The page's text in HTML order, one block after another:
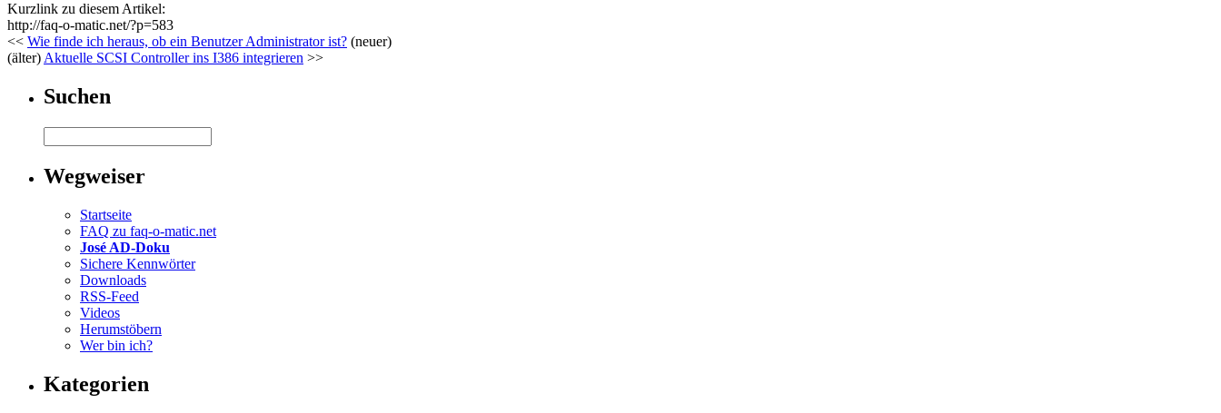
Kurzlink zu diesem Artikel:
http://faq-o-matic.net/?p=583
<< Wie finde ich heraus, ob ein Benutzer Administrator ist? (neuer)
(älter) Aktuelle SCSI Controller ins I386 integrieren >>
Suchen
Wegweiser
Startseite
FAQ zu faq-o-matic.net
José AD-Doku
Sichere Kennwörter
Downloads
RSS-Feed
Videos
Herumstöbern
Wer bin ich?
Kategorien